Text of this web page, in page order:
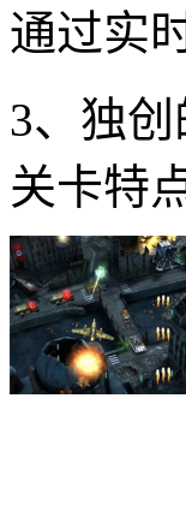
通过实
3、独
关卡特